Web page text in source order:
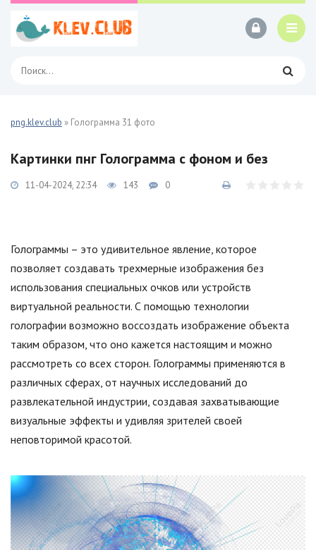
png.klev.club » Голограмма 31 фото
Картинки пнг Голограмма с фоном и без
11-04-2024, 22:34 143 0
Голограммы – это удивительное явление, которое
позволяет создавать трехмерные изображения без
использования специальных очков или устройств
виртуальной реальности. С помощью технологии
голографии возможно воссоздать изображение объекта
таким образом, что оно кажется настоящим и можно
рассмотреть со всех сторон. Голограммы применяются в
различных сферах, от научных исследований до
развлекательной индустрии, создавая захватывающие
визуальные эффекты и удивляя зрителей своей
неповторимой красотой.